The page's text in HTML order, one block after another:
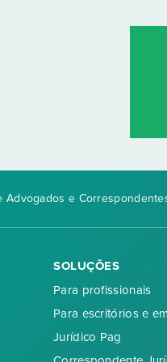
Advogados e
SOLUÇÕES
Para profissionais
Para escritórios e
Jurídico Pag